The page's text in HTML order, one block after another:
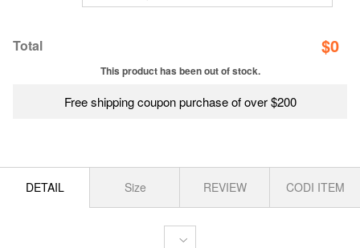
Total $0
This product has been out of stock.
Free shipping coupon purchase of over $200
DETAIL Size REVIEW CODI ITEM